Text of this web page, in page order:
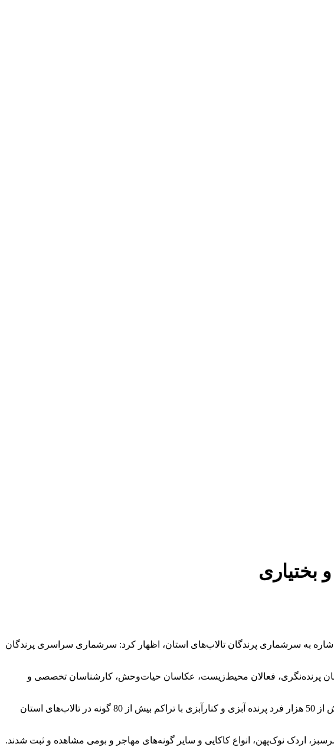
به سرشماری پرندگان تالاب‌های استان، اظهار کرد: سرشماری سراسری پرندگان
پرنده‌نگری، فعالان محیط‌زیست، عکاسان حیات‌وحش، کارشناسان تخصصی و
مدیرکل حفاظت محیط زیست استان چهارمحال و بختیاری افزود: با توجه به شرایط اقلیمی مناسب استان، در مجموع بیش از 50 هزار فرد پرنده آبزی و کنارآبزی با تراکم بیش از 80 گونه در تالاب‌های استان
اردک نوک‌پهن، انواع کاکایی و سایر گونه‌های مهاجر و بومی مشاهده و ثبت شدند.